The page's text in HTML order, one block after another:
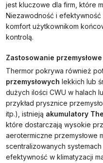
jest kluczowe dla firm, które
Niezawodność i efektywność
komfort użytkownikom
kontrolą.
Zastosowanie przemysłowe
Thermor pokrywa również
przemysłowych lekkich lub
dużych ilości CWU w halach
przykład prysznice
itp.), istnieją akumulatory
które dostarczają wysokie
aerotermiczne przemysłowe
scentralizowanych
efektywność w klimatyzacji